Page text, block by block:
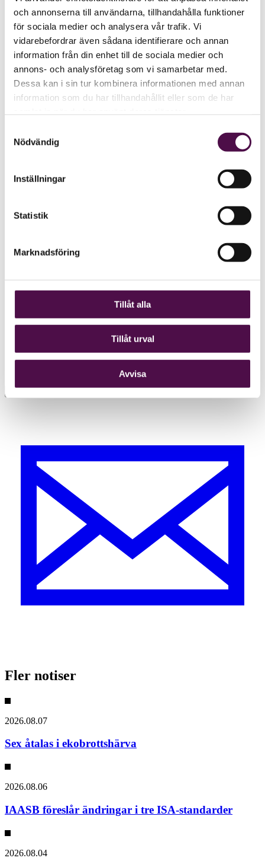
och annonserna till användarna, tillhandahålla funktioner
för sociala medier och analysera vår trafik. Vi
vidarebefordrar även sådana identifierare och annan
information från din enhet till de sociala medier och
annons- och analysföretag som vi samarbetar med.
Dessa kan i sin tur kombinera informationen med annan
information som du har tillhandahållit eller som de har
Nödvändig
Inställningar
Statistik
Marknadsföring
Tillåt alla
Tillåt urval
Avvisa
Fler notiser
2026.08.07
Sex åtalas i ekobrottshärva
2026.08.06
IAASB föreslår ändringar i tre ISA-standarder
2026.08.04